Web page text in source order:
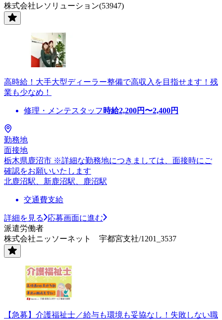
株式会社レソリューション(53947)
高時給！大手大型ディーラー整備で高収入を目指せます！残
業も少なめ！
修理・メンテスタッフ 時給2,200円〜2,400円
勤務地
面接地
栃木県鹿沼市 ※詳細な勤務地につきましては、面接時にご
確認をお願いいたします
北鹿沼駅、新鹿沼駅、鹿沼駅
交通費支給
詳細を見る
応募画面に進む
派遣労働者
株式会社ニッソーネット 宇都宮支社/1201_3537
【急募】介護福祉士／給与も環境も妥協なし！失敗しない職